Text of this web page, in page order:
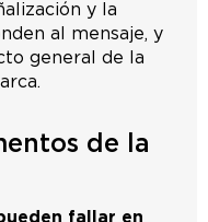
y la
al mensaje, y
general de la
de la
fallar en